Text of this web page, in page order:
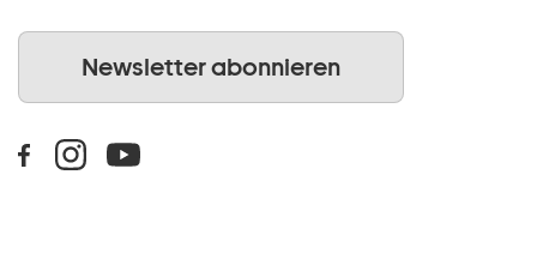
Newsletter abonnieren